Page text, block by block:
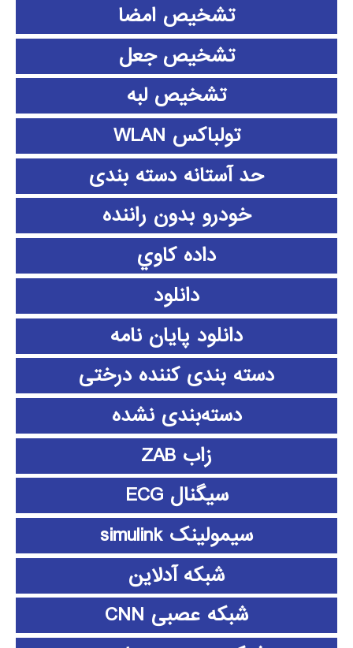
تشخیص امضا
تشخیص جعل
تشخیص لبه
تولباکس WLAN
حد آستانه دسته بندی
خودرو بدون راننده
داده كاوي
دانلود
دانلود پايان نامه
دسته بندی کننده درختی
دسته‌بندی نشده
زاب ZAB
سیگنال ECG
سیمولینک simulink
شبکه آدلاین
شبکه عصبی CNN